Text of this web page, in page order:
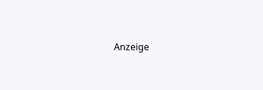
Anzeige